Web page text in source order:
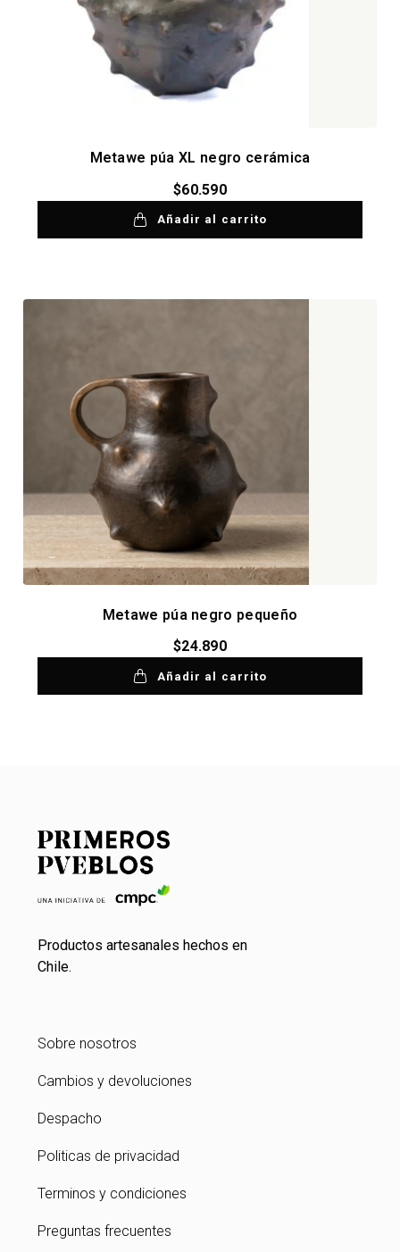
Metawe púa XL negro cerámica
$60.590
Añadir al carrito
Metawe púa negro pequeño
$24.890
Añadir al carrito
Productos artesanales hechos en
Chile.
Sobre nosotros
Cambios y devoluciones
Despacho
Politicas de privacidad
Terminos y condiciones
Preguntas frecuentes